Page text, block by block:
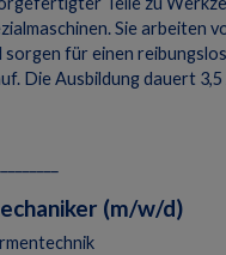
Sie arbeiten
sorgen für einen
Die Ausbildung dauert 3,5
(m/w/d)